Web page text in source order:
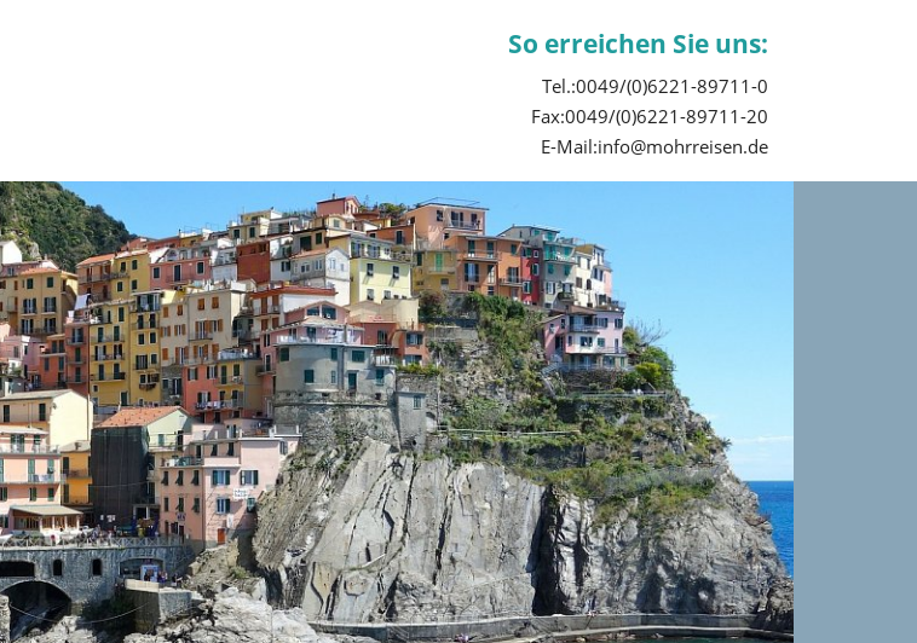
So erreichen Sie uns:
Tel.:0049/(0)6221-89711-0
Fax:0049/(0)6221-89711-20
E-Mail:info@mohrreisen.de